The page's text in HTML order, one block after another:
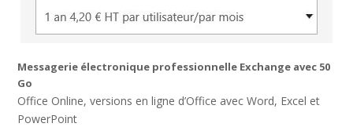
Messagerie électronique professionnelle Exchange avec 50
Go
Office Online, versions en ligne d’Office avec Word, Excel et
PowerPoint